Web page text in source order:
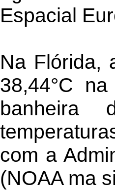
Espacial
Na Flórida,
38,44°C
banheira
com a
(NOAA ma